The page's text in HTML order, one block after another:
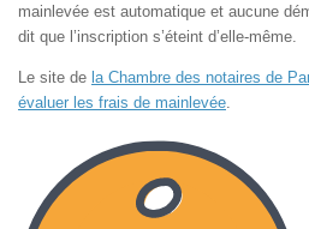
mainlevée est automatique et aucune
dit que l’inscription s’éteint d’elle-même.
Le site de la Chambre des notaires de
évaluer les frais de mainlevée.